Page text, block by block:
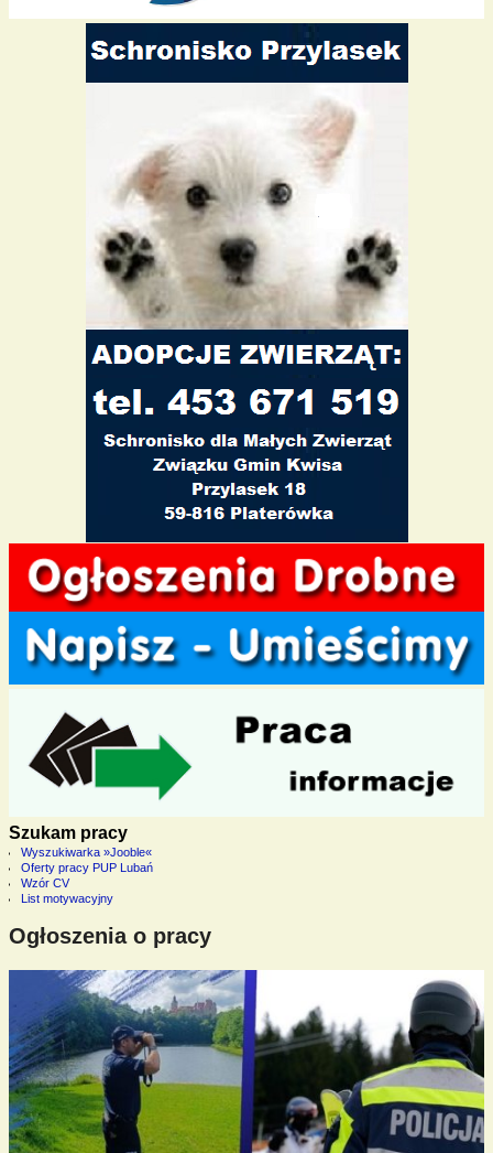
Szukam pracy
Wyszukiwarka »Jooble«
Oferty pracy PUP Lubań
Wzór CV
List motywacyjny
Ogłoszenia o pracy